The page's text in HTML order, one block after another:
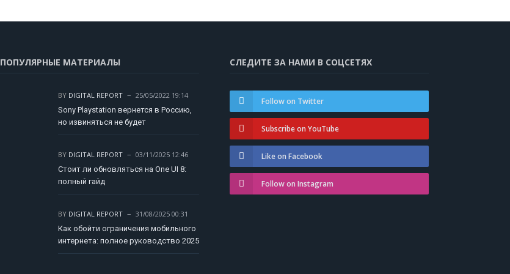
ПОПУЛЯРНЫЕ МАТЕРИАЛЫ
BY DIGITAL REPORT
25/05/2022 19:14
Sony Playstation вернется в Россию,
но извиняться не будет
BY DIGITAL REPORT
03/11/2025 12:46
Стоит ли обновляться на One UI 8:
полный гайд
BY DIGITAL REPORT
31/08/2025 00:31
Как обойти ограничения мобильного
интернета: полное руководство 2025
СЛЕДИТЕ ЗА НАМИ В СОЦСЕТЯХ
Follow on Twitter
Subscribe on YouTube
Like on Facebook
Follow on Instagram